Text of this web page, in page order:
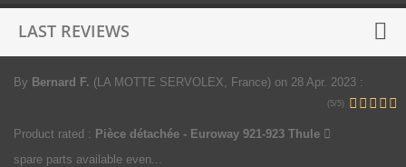
LAST REVIEWS
By Bernard F. (LA MOTTE SERVOLEX, France) on 28 Apr. 2023 :
(5/5)
Product rated : Pièce détachée - Euroway 921-923 Thule
spare parts available even...